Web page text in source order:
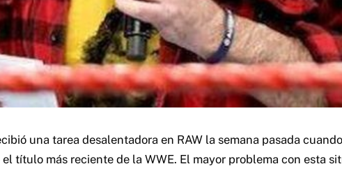
una tarea desalentadora en RAW la semana pasada
título más reciente de la WWE. El mayor problema con esta